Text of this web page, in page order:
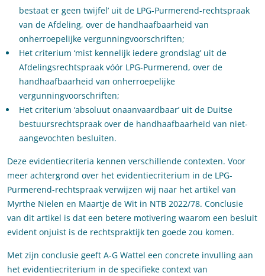
bestaat er geen twijfel’ uit de LPG-Purmerend-rechtspraak
van de Afdeling, over de handhaafbaarheid van
onherroepelijke vergunningvoorschriften;
Het criterium ‘mist kennelijk iedere grondslag’ uit de
Afdelingsrechtspraak vóór LPG-Purmerend, over de
handhaafbaarheid van onherroepelijke
vergunningvoorschriften;
Het criterium ‘absoluut onaanvaardbaar’ uit de Duitse
bestuursrechtspraak over de handhaafbaarheid van niet-
aangevochten besluiten.
Deze evidentiecriteria kennen verschillende contexten. Voor
meer achtergrond over het evidentiecriterium in de LPG-
Purmerend-rechtspraak verwijzen wij naar het artikel van
Myrthe Nielen en Maartje de Wit in NTB 2022/78. Conclusie
van dit artikel is dat een betere motivering waarom een besluit
evident onjuist is de rechtspraktijk ten goede zou komen.
Met zijn conclusie geeft A-G Wattel een concrete invulling aan
het evidentiecriterium in de specifieke context van